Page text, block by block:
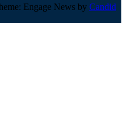
Engage News by Candid